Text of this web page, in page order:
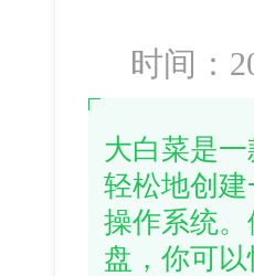
时间：
大白菜是
轻松地创建
操作系统
盘，你可